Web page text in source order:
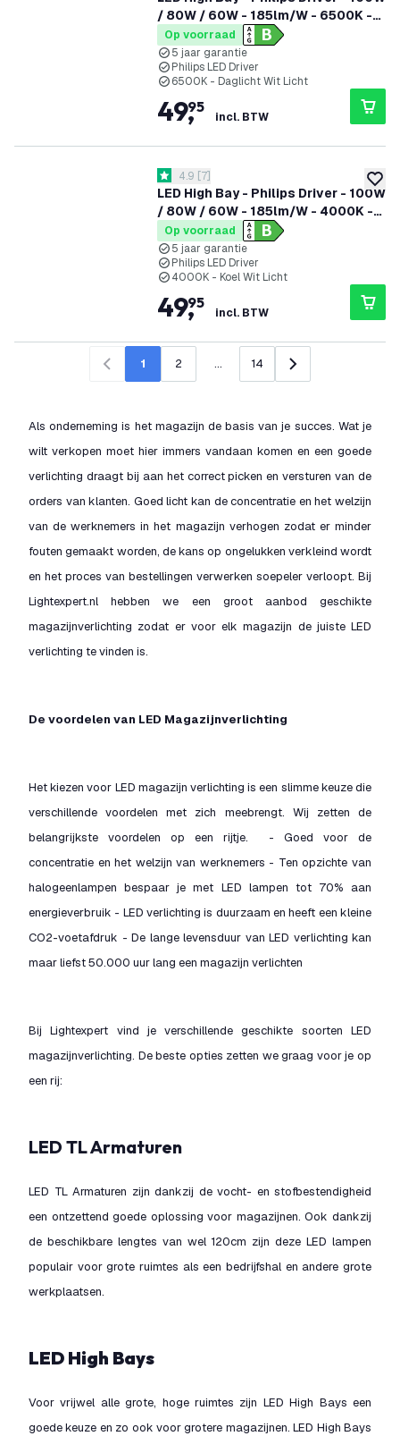
/ 80W / 60W - 185lm/W - 6500K -
IP65 - Dimbaar - 90° - 5 jaar
garantie
Op voorraad
5 jaar garantie
Philips LED Driver
6500K - Daglicht Wit Licht
49,
95
incl. BTW
LED High Bay - Philips Driver - 100W
/ 80W / 60W - 185lm/W - 4000K -
IP65 - Dimbaar - 90° - 5 jaar
garantie
reviews drawer openen
4.9 score sterren
4.9 [7]
Op voorraad
5 jaar garantie
Philips LED Driver
4000K - Koel Wit Licht
49,
95
incl. BTW
Vorige1 2 ... 14 Volgende
Als onderneming is het magazijn de basis van je succes. Wat je
wilt verkopen moet hier immers vandaan komen en een goede
verlichting draagt bij aan het correct picken en versturen van de
orders van klanten. Goed licht kan de concentratie en het welzijn
van de werknemers in het magazijn verhogen zodat er minder
fouten gemaakt worden, de kans op ongelukken verkleind wordt
en het proces van bestellingen verwerken soepeler verloopt. Bij
Lightexpert.nl hebben we een groot aanbod geschikte
magazijnverlichting zodat er voor elk magazijn de juiste LED
verlichting te vinden is.
De voordelen van LED Magazijnverlichting
Het kiezen voor LED magazijn verlichting is een slimme keuze die
verschillende voordelen met zich meebrengt. Wij zetten de
belangrijkste voordelen op een rijtje. - Goed voor de
concentratie en het welzijn van werknemers - Ten opzichte van
halogeenlampen bespaar je met LED lampen tot 70% aan
energieverbruik - LED verlichting is duurzaam en heeft een kleine
CO2-voetafdruk - De lange levensduur van LED verlichting kan
maar liefst 50.000 uur lang een magazijn verlichten
Bij Lightexpert vind je verschillende geschikte soorten LED
magazijnverlichting. De beste opties zetten we graag voor je op
een rij:
LED TL Armaturen
LED TL Armaturen zijn dankzij de vocht- en stofbestendigheid
een ontzettend goede oplossing voor magazijnen. Ook dankzij
de beschikbare lengtes van wel 120cm zijn deze LED lampen
populair voor grote ruimtes als een bedrijfshal en andere grote
werkplaatsen.
LED High Bays
Voor vrijwel alle grote, hoge ruimtes zijn LED High Bays een
goede keuze en zo ook voor grotere magazijnen. LED High Bays